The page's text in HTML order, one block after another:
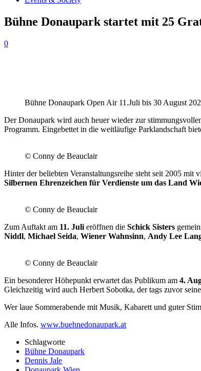
Bühne Donaupark startet mit 25
0
Bühne Donaupark Open Air 11.Juli bis 30 August
Der Donaupark wird auch heuer wieder zur
Programm. Eingebettet in die weitläufige Parklandschaft
© Conny de Beauclair
Hinter der beliebten Veranstaltungsreihe steht seit 2005
Silbernen Ehrenzeichen für Verdienste um das Land
© Conny de Beauclair
Zum Auftakt am 11. Juli eröffnen die Schick Sisters
Niddl, Michael Seida, Wiener Wahnsinn, Andy Lee
© Conny de Beauclair
Ein besonderer Höhepunkt erwartet das Publikum am 4.
Gleichzeitig wird auch Herbert Sobotka, der tags zuvor
Wer laue Sommerabende mit Musik, Kabarett und guter
Alle Infos. www.buehnedonaupark.at
Schlagworte
Bühne Donaupark
Dennis Jale